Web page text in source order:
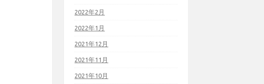
2022年2月
2022年1月
2021年12月
2021年11月
2021年10月